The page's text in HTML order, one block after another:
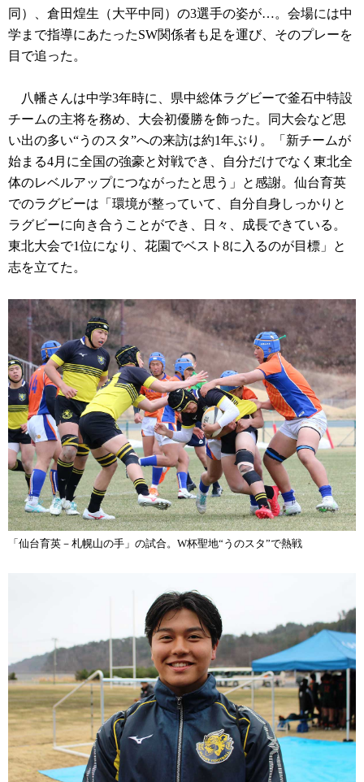
同）、倉田煌生（大平中同）の3選手の姿が…。会場には中
学まで指導にあたったSW関係者も足を運び、そのプレーを
目で追った。
八幡さんは中学3年時に、県中総体ラグビーで釜石中特設
チームの主将を務め、大会初優勝を飾った。同大会など思
い出の多い“うのスタ”への来訪は約1年ぶり。「新チームが
始まる4月に全国の強豪と対戦でき、自分だけでなく東北全
体のレベルアップにつながったと思う」と感謝。仙台育英
でのラグビーは「環境が整っていて、自分自身しっかりと
ラグビーに向き合うことができ、日々、成長できている。
東北大会で1位になり、花園でベスト8に入るのが目標」と
志を立てた。
「仙台育英－札幌山の手」の試合。W杯聖地“うのスタ”で熱戦